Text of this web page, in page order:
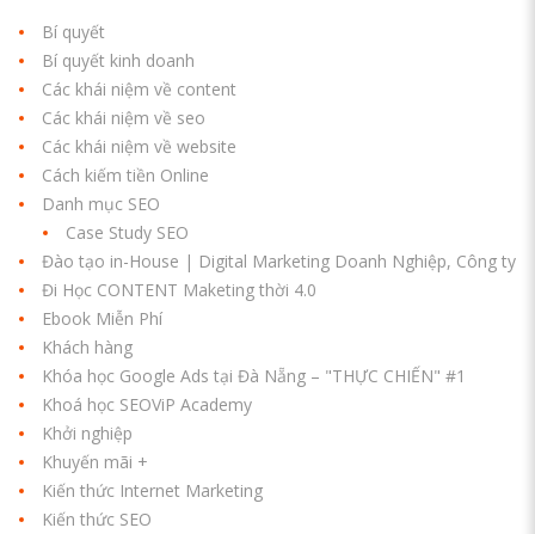
Bí quyết
Bí quyết kinh doanh
Các khái niệm về content
Các khái niệm về seo
Các khái niệm về website
Cách kiếm tiền Online
Danh mục SEO
Case Study SEO
Đào tạo in-House | Digital Marketing Doanh Nghiệp, Công ty
Đi Học CONTENT Maketing thời 4.0
Ebook Miễn Phí
Khách hàng
Khóa học Google Ads tại Đà Nẵng – "THỰC CHIẾN" #1
Khoá học SEOViP Academy
Khởi nghiệp
Khuyến mãi +
Kiến thức Internet Marketing
Kiến thức SEO